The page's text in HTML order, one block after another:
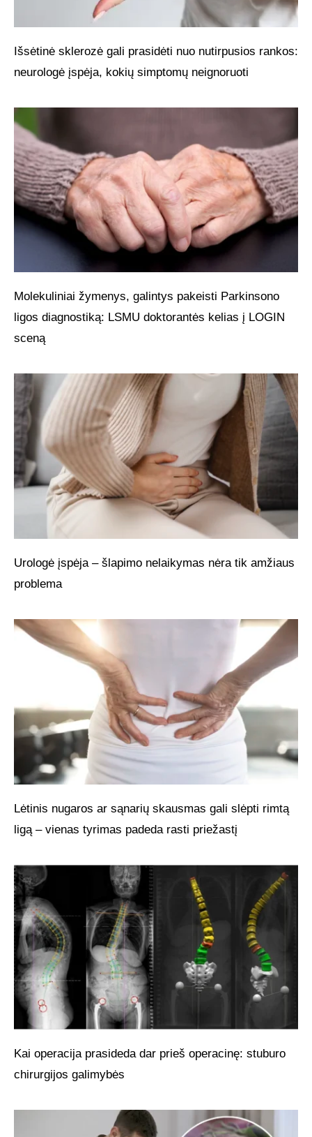
Išsėtinė sklerozė gali prasidėti nuo nutirpusios rankos:
neurologė įspėja, kokių simptomų neignoruoti
Molekuliniai žymenys, galintys pakeisti Parkinsono
ligos diagnostiką: LSMU doktorantės kelias į LOGIN
sceną
Urologė įspėja – šlapimo nelaikymas nėra tik amžiaus
problema
Lėtinis nugaros ar sąnarių skausmas gali slėpti rimtą
ligą – vienas tyrimas padeda rasti priežastį
Kai operacija prasideda dar prieš operacinę: stuburo
chirurgijos galimybės